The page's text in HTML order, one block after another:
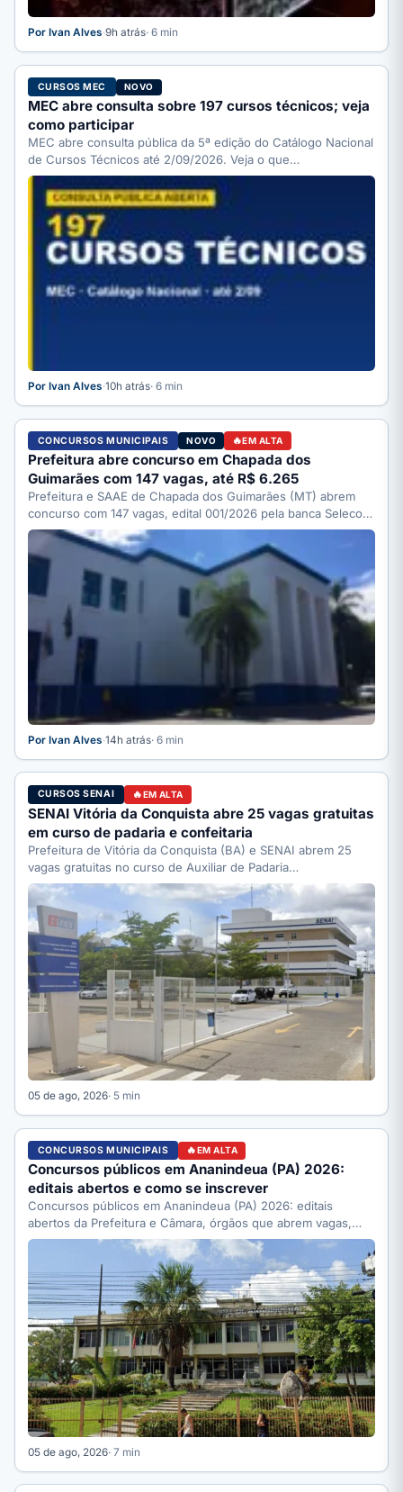
Por Ivan Alves·9h atrás· 6 min
CURSOS MEC NOVO
MEC abre consulta sobre 197 cursos técnicos; veja
como participar
MEC abre consulta pública da 5ª edição do Catálogo Nacional
de Cursos Técnicos até 2/09/2026. Veja o que…
Por Ivan Alves·10h atrás· 6 min
CONCURSOS MUNICIPAIS NOVO EM ALTA
Prefeitura abre concurso em Chapada dos
Guimarães com 147 vagas, até R$ 6.265
Prefeitura e SAAE de Chapada dos Guimarães (MT) abrem
concurso com 147 vagas, edital 001/2026 pela banca Selecon.
…
Por Ivan Alves·14h atrás· 6 min
CURSOS SENAI EM ALTA
SENAI Vitória da Conquista abre 25 vagas gratuitas
em curso de padaria e confeitaria
Prefeitura de Vitória da Conquista (BA) e SENAI abrem 25
vagas gratuitas no curso de Auxiliar de Padaria…
05 de ago, 2026· 5 min
CONCURSOS MUNICIPAIS EM ALTA
Concursos públicos em Ananindeua (PA) 2026:
editais abertos e como se inscrever
Concursos públicos em Ananindeua (PA) 2026: editais
abertos da Prefeitura e Câmara, órgãos que abrem vagas,
como se…
05 de ago, 2026· 7 min